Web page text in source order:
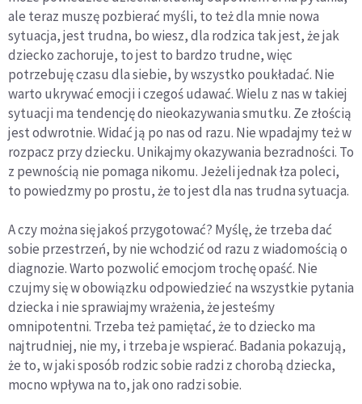
ale teraz muszę pozbierać myśli, to też dla mnie nowa
sytuacja, jest trudna, bo wiesz, dla rodzica tak jest, że jak
dziecko zachoruje, to jest to bardzo trudne, więc
potrzebuję czasu dla siebie, by wszystko poukładać. Nie
warto ukrywać emocji i czegoś udawać. Wielu z nas w takiej
sytuacji ma tendencję do nieokazywania smutku. Ze złością
jest odwrotnie. Widać ją po nas od razu. Nie wpadajmy też w
rozpacz przy dziecku. Unikajmy okazywania bezradności. To
z pewnością nie pomaga nikomu. Jeżeli jednak łza poleci,
to powiedzmy po prostu, że to jest dla nas trudna sytuacja.
A czy można się jakoś przygotować? Myślę, że trzeba dać
sobie przestrzeń, by nie wchodzić od razu z wiadomością o
diagnozie. Warto pozwolić emocjom trochę opaść. Nie
czujmy się w obowiązku odpowiedzieć na wszystkie pytania
dziecka i nie sprawiajmy wrażenia, że jesteśmy
omnipotentni. Trzeba też pamiętać, że to dziecko ma
najtrudniej, nie my, i trzeba je wspierać. Badania pokazują,
że to, w jaki sposób rodzic sobie radzi z chorobą dziecka,
mocno wpływa na to, jak ono radzi sobie.